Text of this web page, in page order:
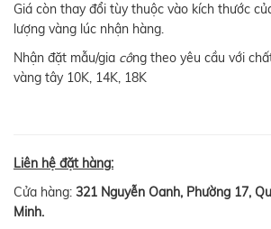
Giá còn thay đổi tùy thuộc vào kích thước
lượng vàng lúc nhận hàng.
Nhận đặt mẫu/gia công theo yêu cầu với
vàng tây 10K, 14K, 18K
Liên hệ đặt hàng:
Cửa hàng: 321 Nguyễn Oanh, Phường 17,
Minh.